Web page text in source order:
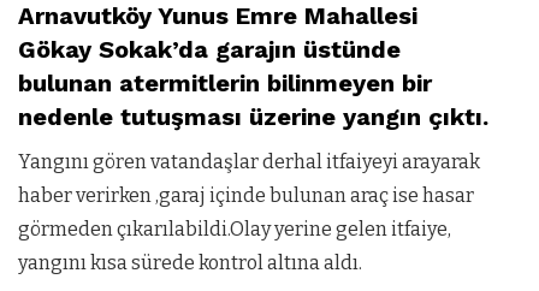
Arnavutköy Yunus Emre Mahallesi
Gökay Sokak’da garajın üstünde
bulunan atermitlerin bilinmeyen bir
nedenle tutuşması üzerine yangın çıktı.
Yangını gören vatandaşlar derhal itfaiyeyi arayarak
haber verirken ,garaj içinde bulunan araç ise hasar
görmeden çıkarılabildi.Olay yerine gelen itfaiye,
yangını kısa sürede kontrol altına aldı.